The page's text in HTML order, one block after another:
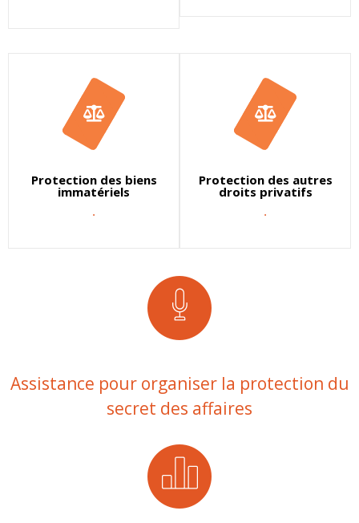
Protection des biens
immatériels
.
Protection des autres
droits privatifs
.
Assistance pour organiser la protection du
secret des affaires